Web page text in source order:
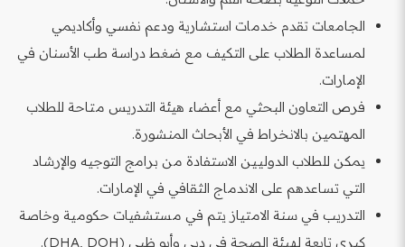
الجامعات تقدم خدمات استشارية ودعم نفسي وأكاديمي
لمساعدة الطلاب على التكيف مع ضغط دراسة طب الأسنان في
الإمارات.
فرص التعاون البحثي مع أعضاء هيئة التدريس متاحة للطلاب
المهتمين بالانخراط في الأبحاث المنشورة.
يمكن للطلاب الدوليين الاستفادة من برامج التوجيه والإرشاد
التي تساعدهم على الاندماج الثقافي في الإمارات.
التدريب في سنة الامتياز يتم في مستشفيات حكومية وخاصة
كبرى تابعة لهيئة الصحة في دبي وأبو ظبي (DHA, DOH).